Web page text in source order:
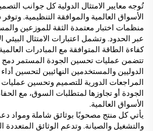
تُوجه معايير الامتثال الدولية كل جوانب
الأسواق العالمية والموافقة التنظيمية.
منظمات اختبار معتمدة الثقة للموزعين
كفاءة الطاقة المتوافقة مع المبادرات
تتضمن عمليات تحسين الجودة المستمر دمج
الدوليين والمستخدمين النهائيين لتحسين
المراجعات الدورية للتصميم وتحسين عمليات
الجودة أو تجاوزها لمتطلبات السوق، مع
الأسواق العالمية.
يأتي كل منتج مصحوبًا بوثائق شاملة ومواد
والتشغيل والصيانة. وتدعم الوثائق المتعددة